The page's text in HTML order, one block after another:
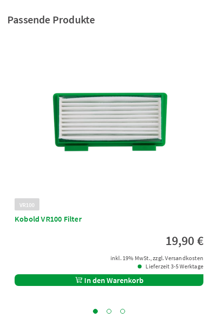
Passende Produkte
VR100
Kobold VR100 Filter
19,90 €
inkl. 19% MwSt., zzgl. Versandkosten
Lieferzeit 3-5 Werktage
In den Warenkorb